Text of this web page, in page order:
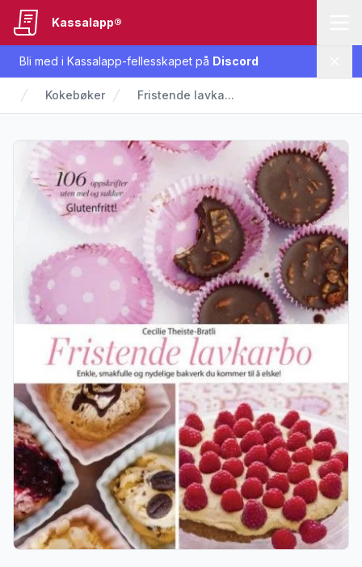
Bli med i Kassalapp-fellesskapet på Discord
Kassalapp®
Kokebøker Fristende lavka...